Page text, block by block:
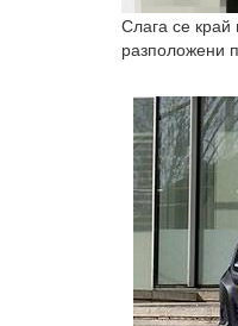
Слага се
разположени